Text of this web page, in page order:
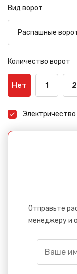
Вид ворот
Количество ворот
Нет 1 2
Электричество
Отправьте
менеджеру и